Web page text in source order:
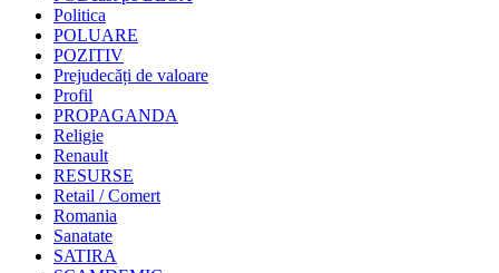
Politica
POLUARE
POZITIV
Prejudecăți de valoare
Profil
PROPAGANDA
Religie
Renault
RESURSE
Retail / Comert
Romania
Sanatate
SATIRA